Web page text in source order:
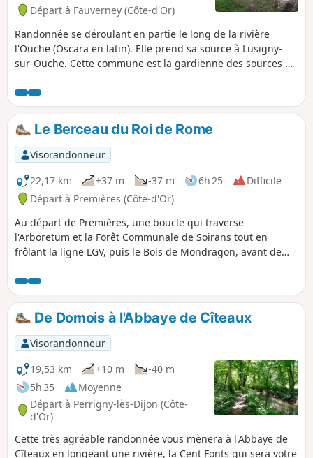
Départ à Fauverney (Côte-d'Or)
Randonnée se déroulant en partie le long de la rivière
l'Ouche (Oscara en latin). Elle prend sa source à Lusigny-
sur-Ouche. Cette commune est la gardienne des sources de
maisons en pierres.
Le Berceau du Roi de Rome
Visorandonneur
22,17 km
+37 m -37 m 6h 25
Difficile
Départ à Premières (Côte-d'Or)
Au départ de Premières, une boucle qui traverse
l'Arboretum et la Forêt Communale de Soirans tout en
frôlant la ligne LGV, puis le Bois de Mondragon, avant de
étangs, pour finalement observer le berceau du Roi de
Rome.
De Domois à l'Abbaye de Cîteaux
Visorandonneur
19,53 km
+10 m
-40 m
5h 35
Moyenne
Départ à Perrigny-lès-Dijon (Côte-
d'Or)
Cette très agréable randonnée vous mènera à l'Abbaye de
Cîteaux en longeant une rivière, la Cent Fonts qui sera votre